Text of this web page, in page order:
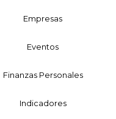
Empresas
Eventos
Finanzas Personales
Indicadores